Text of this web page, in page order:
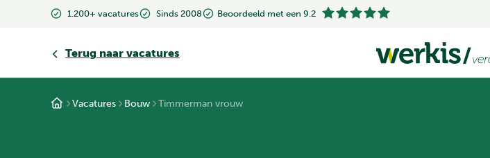
1.200+ vacatures Sinds 2008 Beoordeeld met een 9.2
Terug naar vacatures
Vacatures Bouw Timmerman vrouw